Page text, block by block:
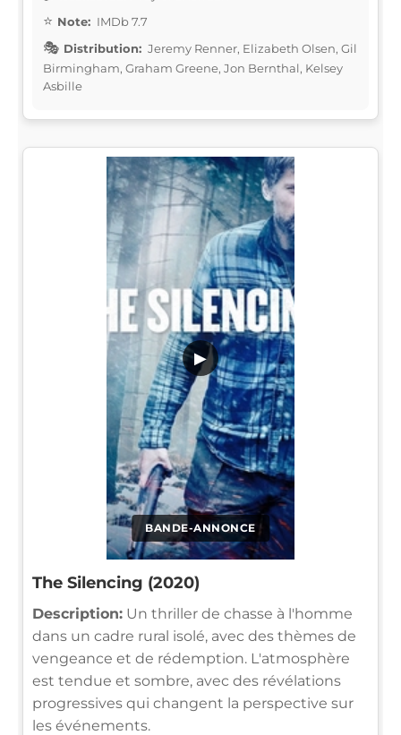
Note: IMDb 7.7
Distribution: Jeremy Renner, Elizabeth Olsen, Gil
Birmingham, Graham Greene, Jon Bernthal, Kelsey
Asbille
BANDE-ANNONCE
▶
The Silencing (2020)
Description: Un thriller de chasse à l'homme
dans un cadre rural isolé, avec des thèmes de
vengeance et de rédemption. L'atmosphère
est tendue et sombre, avec des révélations
progressives qui changent la perspective sur
les événements.